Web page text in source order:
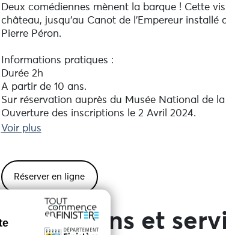
Deux comédiennes mènent la barque ! Cette
château, jusqu'au Canot de l'Empereur installé
Pierre Péron.
Informations pratiques :
Durée 2h
A partir de 10 ans.
Sur réservation auprès du Musée National de
Ouverture des inscriptions le 2 Avril 2024.
Voir plus
Réserver en ligne
Prestations et